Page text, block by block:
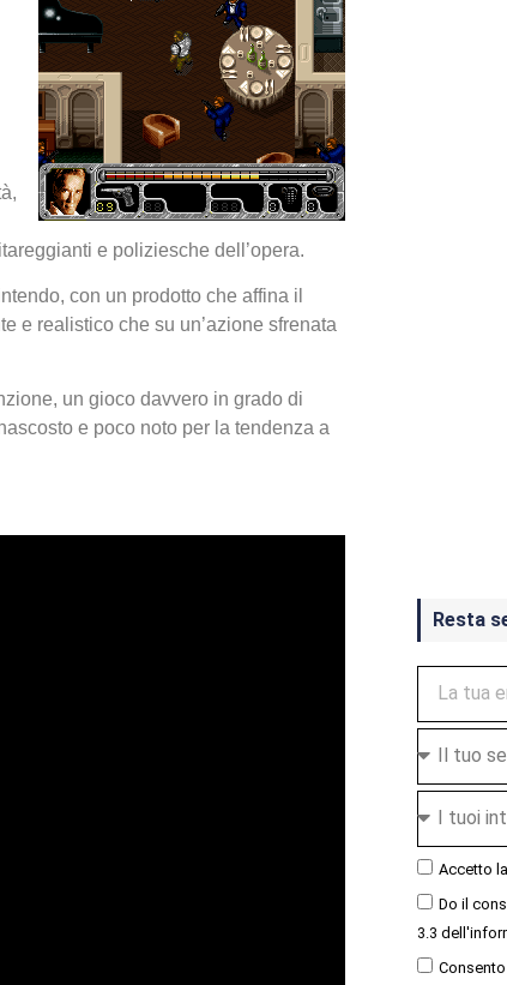
e poliziesche dell’opera.
con un prodotto che affina il
e realistico che su un’azione sfrenata
un gioco davvero in grado di
e poco noto per la tendenza a
Resta
Accetto la
Do il
3.3